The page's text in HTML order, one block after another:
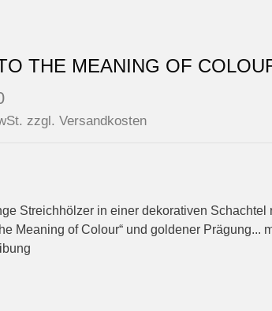
THE MEANING OF
zzgl. Versandkosten
Streichhölzer in einer dekorativen Schachtel
Meaning of Colour“ und goldener Prägung...